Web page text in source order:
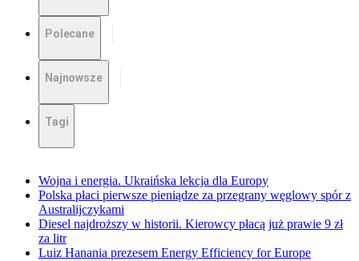
Polecane
Najnowsze
Tagi
Wojna i energia. Ukraińska lekcja dla Europy
Polska płaci pierwsze pieniądze za przegrany węglowy spór z
Australijczykami
Diesel najdroższy w historii. Kierowcy płacą już prawie 9 zł
za litr
Luiz Hanania prezesem Energy Efficiency for Europe